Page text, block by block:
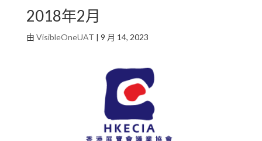
2018年2月
由 VisibleOneUAT | 9 月 14, 2023